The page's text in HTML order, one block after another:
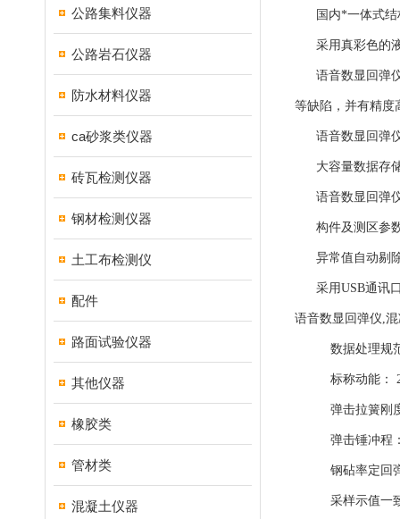
公路集料仪器
公路岩石仪器
防水材料仪器
ca砂浆类仪器
砖瓦检测仪器
钢材检测仪器
土工布检测仪
配件
路面试验仪器
其他仪器
橡胶类
管材类
混凝土仪器
国内*一体式结
采用真彩色的液
语音数显回弹仪,
等缺陷，并有精度
语音数显回弹仪,
大容量数据存储
语音数显回弹仪,
构件及测区参数
异常值自动剔除
采用USB通讯口
语音数显回弹仪,
数据处理规范：
标称动能：
弹击拉簧刚度
弹击锤冲程：
钢砧率定回弹
采样示值一致